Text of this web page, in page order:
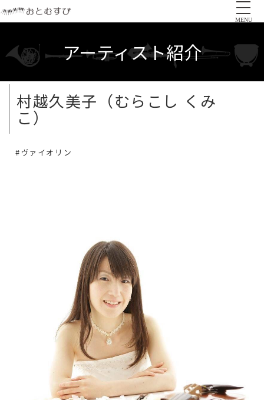
MENU
アーティスト紹介
村越久美子（むらこし くみ
こ）
#ヴァイオリン